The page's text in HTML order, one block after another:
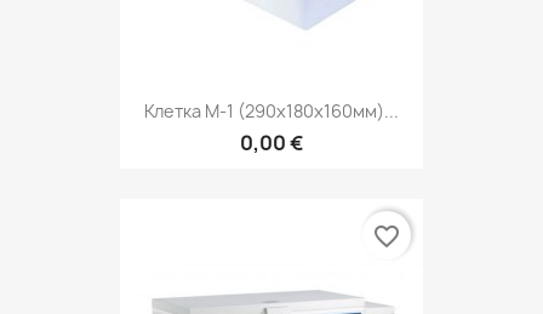
Клетка M-1 (290х180х160мм)...
0,00 €
favorite_border